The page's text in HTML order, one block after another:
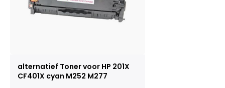
alternatief Toner voor HP 201X
CF401X cyan M252 M277